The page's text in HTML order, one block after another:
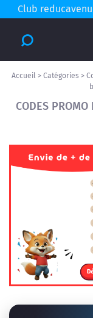
Club
Accueil > Catégories >
CODES